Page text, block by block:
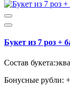
Букет из 7 роз +
Состав
Бонусные рубли: